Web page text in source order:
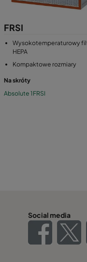
FRSI
Wysokotemperaturowy
HEPA
Kompaktowe rozmiary
Na skróty
Absolute 1FRSI
Social media